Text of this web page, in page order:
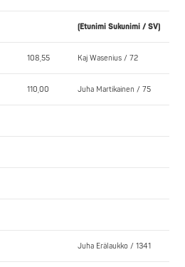
(Etunimi Sukunimi / SV)
108,55 Kaj Wasenius / 72
110,00 Juha Martikainen / 75
Juha Erälaukko / 1341